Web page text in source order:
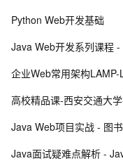
8 Python：使用PyJWT
10RDIFramework.NET
Python Web开发基础
Java Web开发系列课程
企业Web常用架构LAMP-
高校精品课-西安交通大
Java Web项目实战 - 图
Java面试疑难点解析 -